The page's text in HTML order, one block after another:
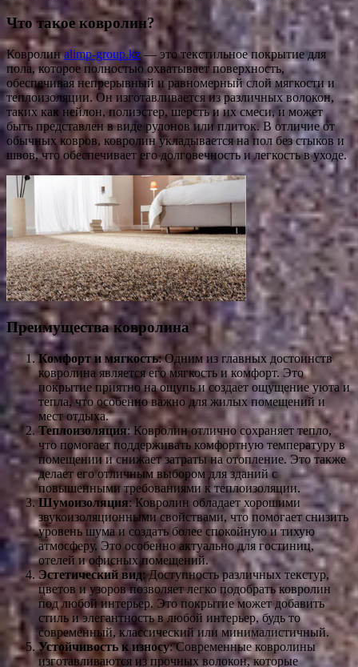
Что такое ковролин?
Ковролинalimp-group.kz— это текстильное покрытие для
пола, которое полностью охватывает поверхность,
обеспечивая непрерывный и равномерный слой мягкости и
теплоизоляции. Он изготавливается из различных волокон,
таких как нейлон, полиэстер, шерсть и их смеси, и может
быть представлен в виде рулонов или плиток. В отличие от
обычных ковров, ковролин укладывается на пол без стыков и
швов, что обеспечивает его долговечность и легкость в уходе.
Преимущества ковролина
Комфорт и мягкость: Одним из главных достоинств
ковролина является его мягкость и комфорт. Это
покрытие приятно на ощупь и создает ощущение уюта и
тепла, что особенно важно для жилых помещений и
мест отдыха.
Теплоизоляция: Ковролин отлично сохраняет тепло,
что помогает поддерживать комфортную температуру в
помещении и снижает затраты на отопление. Это также
делает его отличным выбором для зданий с
повышенными требованиями к теплоизоляции.
Шумоизоляция: Ковролин обладает хорошими
звукоизоляционными свойствами, что помогает снизить
уровень шума и создать более спокойную и тихую
атмосферу. Это особенно актуально для гостиниц,
отелей и офисных помещений.
Эстетический вид: Доступность различных текстур,
цветов и узоров позволяет легко подобрать ковролин
под любой интерьер. Это покрытие может добавить
стиль и элегантность в любой интерьер, будь то
современный, классический или минималистичный.
Устойчивость к износу: Современные ковролины
изготавливаются из прочных волокон, которые